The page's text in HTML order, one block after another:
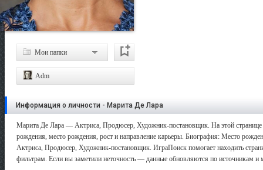
Мои папки
Adm
Информация о личности - Марита Де Лара
Марита Де Лара — Актриса, Продюсер, Художник-постановщик. На этой странице
рождения, место рождения, рост и направление карьеры. Биография: Место
Актриса, Продюсер, Художник-постановщик. ИграПоиск помогает находить
фильтрам. Если вы заметили неточность — данные обновляются по источникам и